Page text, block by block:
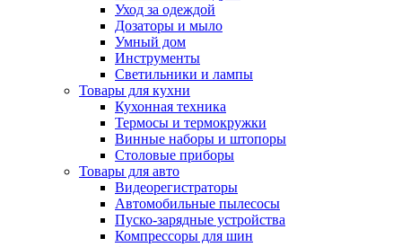
Уход за одеждой
Дозаторы и мыло
Умный дом
Инструменты
Светильники и лампы
Товары для кухни
Кухонная техника
Термосы и термокружки
Винные наборы и штопоры
Столовые приборы
Товары для авто
Видеорегистраторы
Автомобильные пылесосы
Пуско-зарядные устройства
Компрессоры для шин